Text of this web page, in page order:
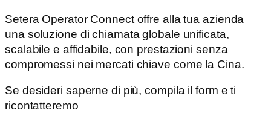
Setera Operator Connect offre alla tua azienda
una soluzione di chiamata globale unificata,
scalabile e affidabile, con prestazioni senza
compromessi nei mercati chiave come la Cina.
Se desideri saperne di più, compila il form e ti
ricontatteremo